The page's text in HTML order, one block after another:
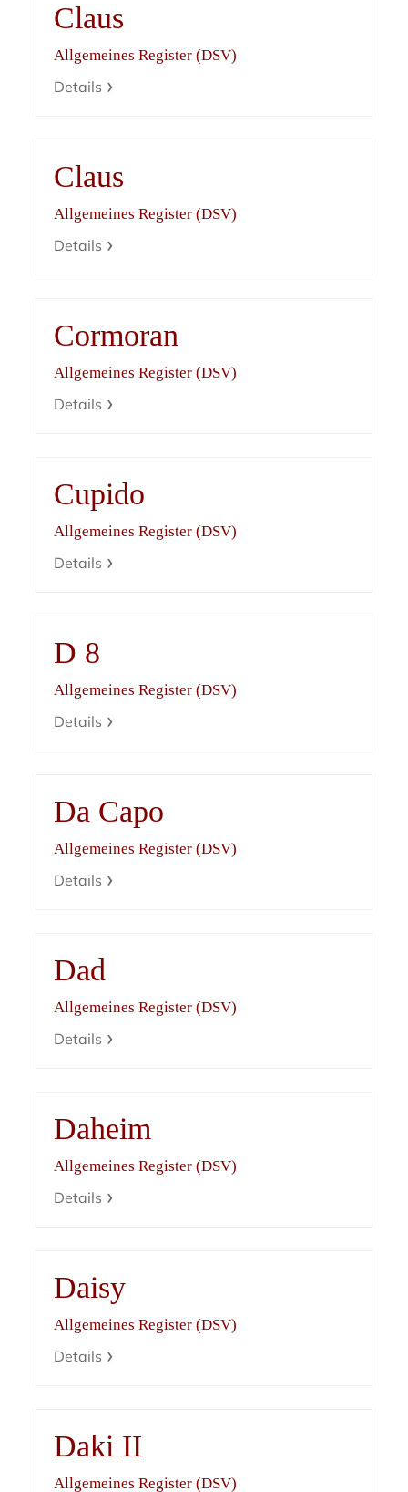
Claus
Allgemeines Register (DSV)
Details
Claus
Allgemeines Register (DSV)
Details
Cormoran
Allgemeines Register (DSV)
Details
Cupido
Allgemeines Register (DSV)
Details
D 8
Allgemeines Register (DSV)
Details
Da Capo
Allgemeines Register (DSV)
Details
Dad
Allgemeines Register (DSV)
Details
Daheim
Allgemeines Register (DSV)
Details
Daisy
Allgemeines Register (DSV)
Details
Daki II
Allgemeines Register (DSV)